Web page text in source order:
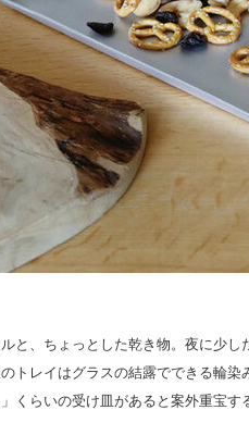
と、ちょっとした乾き物。夜に少
トレイはグラスの結露でできる輪
くらいの受け皿があると案外重宝す